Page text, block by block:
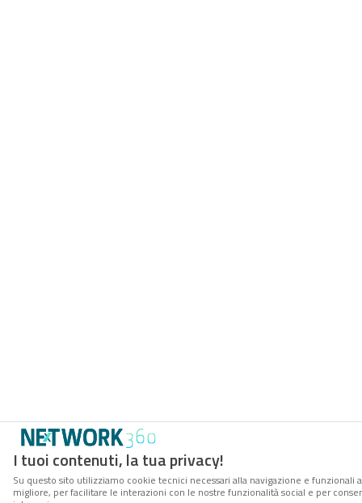
I tuoi contenuti, la tua privacy!
Su questo sito utilizziamo cookie tecnici necessari alla navigazione e
migliore, per facilitare le interazioni con le nostre funzionalità social e per